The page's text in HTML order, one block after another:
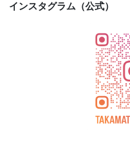
インスタグラム（公式）